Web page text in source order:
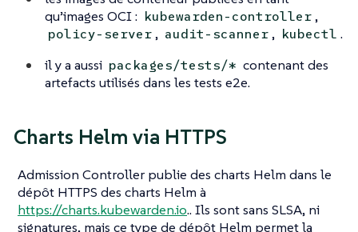
qu’images OCI : kubewarden-controller,
policy-server, audit-scanner, kubectl .
il y a aussi packages/tests/* contenant des
artefacts utilisés dans les tests e2e.
Charts Helm via HTTPS
Admission Controller publie des charts Helm dans le
dépôt HTTPS des charts Helm à
https://charts.kubewarden.io.. Ils sont sans SLSA, ni
signatures, mais ce type de dépôt Helm permet la